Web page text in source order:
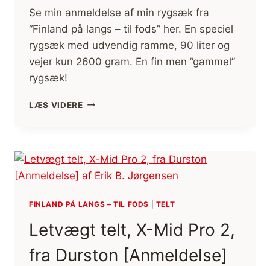
Se min anmeldelse af min rygsæk fra
“Finland på langs – til fods” her. En speciel
rygsæk med udvendig ramme, 90 liter og
vejer kun 2600 gram. En fin men ”gammel”
rygsæk!
LÆS VIDERERYGSÆK,
FRAME
PACK
(FILM)
FINLAND PÅ LANGS – TIL FODS TELT
Letvægt telt, X-Mid Pro 2,
fra Durston [Anmeldelse]